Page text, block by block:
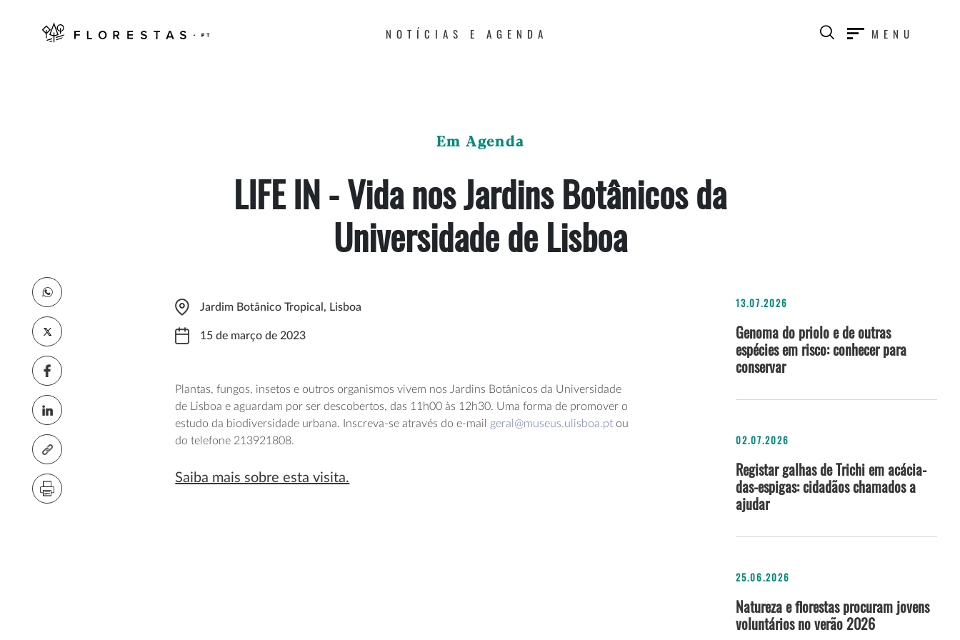
NOTÍCIAS E AGENDA MENU
Em Agenda
LIFE IN - Vida nos Jardins Botânicos da
Universidade de Lisboa
Jardim Botânico Tropical, Lisboa
15 de março de 2023
Plantas, fungos, insetos e outros organismos vivem nos Jardins Botânicos da Universidade
de Lisboa e aguardam por ser descobertos, das 11h00 às 12h30. Uma forma de promover o
estudo da biodiversidade urbana. Inscreva-se através do e-mail geral@museus.ulisboa.pt ou
do telefone 213921808.
Saiba mais sobre esta visita.
13.07.2026
Genoma do priolo e de outras
espécies em risco: conhecer para
conservar
02.07.2026
Registar galhas de Trichi em acácia-
das-espigas: cidadãos chamados a
ajudar
25.06.2026
Natureza e florestas procuram jovens
voluntários no verão 2026